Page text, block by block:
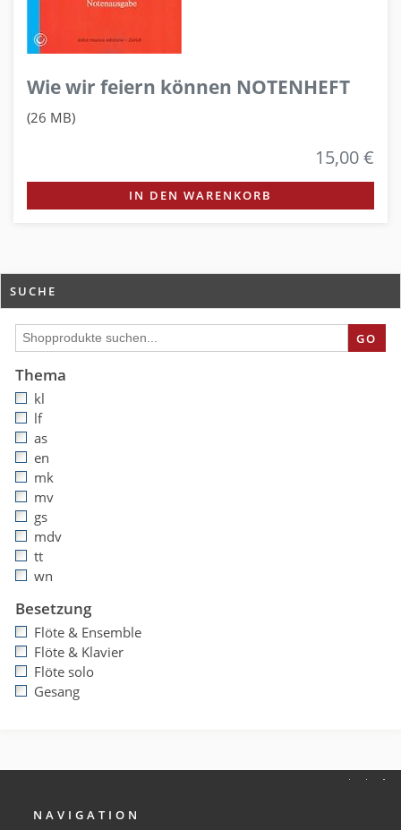
Wie wir feiern können NOTENHEFT
(26 MB)
15,00 €
IN DEN WARENKORB
SUCHE
GO
Thema
kl
lf
as
en
mk
mv
gs
mdv
tt
wn
Besetzung
Flöte & Ensemble
Flöte & Klavier
Flöte solo
Gesang
NAVIGATION